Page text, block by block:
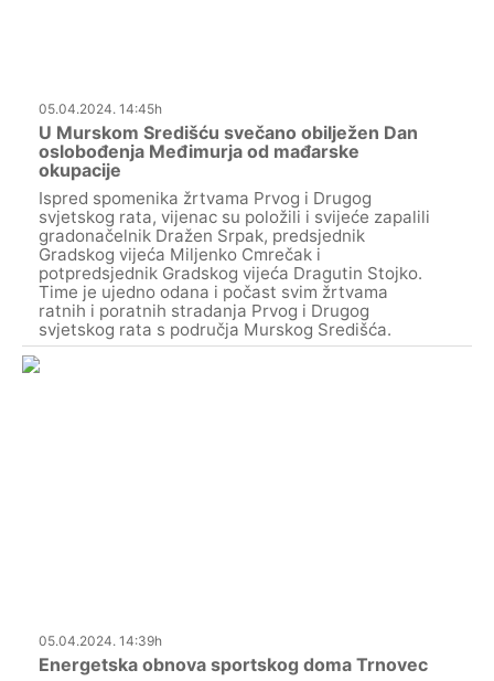
05.04.2024. 14:45h
U Murskom Središću svečano obilježen Dan
oslobođenja Međimurja od mađarske
okupacije
Ispred spomenika žrtvama Prvog i Drugog
svjetskog rata, vijenac su položili i svijeće zapalili
gradonačelnik Dražen Srpak, predsjednik
Gradskog vijeća Miljenko Cmrečak i
potpredsjednik Gradskog vijeća Dragutin Stojko.
Time je ujedno odana i počast svim žrtvama
ratnih i poratnih stradanja Prvog i Drugog
svjetskog rata s područja Murskog Središća.
05.04.2024. 14:39h
Energetska obnova sportskog doma Trnovec